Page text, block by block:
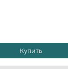
Купить